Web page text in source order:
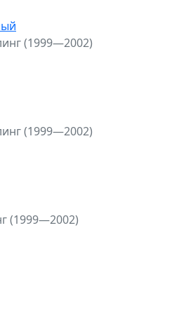
(1999—2002)
(1999—2002)
(1999—2002)